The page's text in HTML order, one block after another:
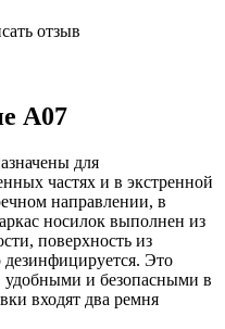
отзыв
A07
для
частях и в экстренной
направлении, в
носилок выполнен из
поверхность из
дезинфицируется. Это
удобными и безопасными в
входят два ремня